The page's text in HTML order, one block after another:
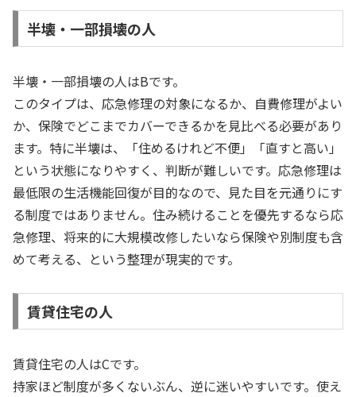
半壊・一部損壊の人
半壊・一部損壊の人はBです。
このタイプは、応急修理の対象になるか、自費修理がよい
か、保険でどこまでカバーできるかを見比べる必要があり
ます。特に半壊は、「住めるけれど不便」「直すと高い」
という状態になりやすく、判断が難しいです。応急修理は
最低限の生活機能回復が目的なので、見た目を元通りにす
る制度ではありません。住み続けることを優先するなら応
急修理、将来的に大規模改修したいなら保険や別制度も含
めて考える、という整理が現実的です。
賃貸住宅の人
賃貸住宅の人はCです。
持家ほど制度が多くないぶん、逆に迷いやすいです。使え